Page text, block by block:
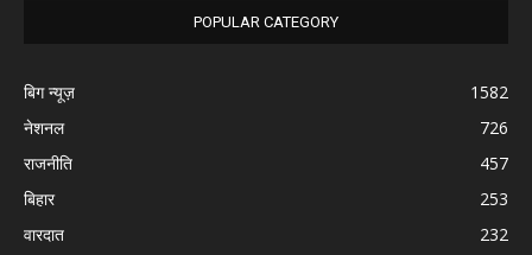
POPULAR CATEGORY
बिग न्यूज़
1582
नेशनल
726
राजनीति
457
बिहार
253
वारदात
232